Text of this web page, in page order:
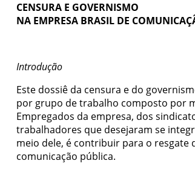
CENSURA E GOVERNISMO
NA EMPRESA BRASIL DE
Introdução
Este dossiê da censura e do
por grupo de trabalho composto por
Empregados da empresa, dos
trabalhadores que desejaram se
meio dele, é contribuir para o resgate
comunicação pública.